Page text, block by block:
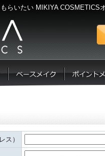
らいたい MIKIYA COSMETICS
ス）